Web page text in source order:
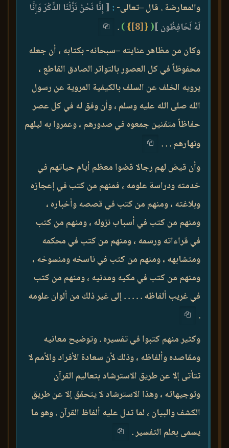
والمعارضة . قال –تعالى- : [ إِنَّا نَحْنُ نَزَّلْنَا الذِّكْرَ وَإِنَّا
لَهُ لَحَافِظُون ](
{
[8]
}
)
.
وكان من مظاهر عنايته –سبحانه- بكتابه ، أن جعله
محفوظاً في كل العصور بالتواتر الصادق القاطع ،
يرويه الخلف عن السلف بالكيفية المروية عن رسول
الله صلى الله عليه وسلم ، وأن وفق له في كل عصر
حفاظاً متقنين جمعوه في صدورهم ، وعمروا به ليلهم
ونهارهم . . .
وأن قيض لهم رجالا قضوا معظم أيام حياتهم في
خدمته ودراسة علومه ، فمنهم من كتب في إعجازه
وبلاغته ، ومنهم من كتب في قصصه وأخباره ،
ومنهم من كتب في أسباب نزوله ، ومنهم من كتب
في قراءاته ورسمه ، ومنهم من كتب في محكمه
ومتشابهه ، ومنهم من كتب في ناسخه ومنسوخه ،
ومنهم من كتب في مكيه ومدنيه ، ومنهم من كتب
في غريب ألفاظه . . . . . إلى غير ذلك من ألوان علومه
.
وكثير منهم كتبوا في تفسيره . وتوضيح معانيه
ومقاصده وألفاظه ، وذلك لأن سعادة الأفراد والأمم لا
تتأتى إلا عن طريق الاسترشاد بتعاليم القرآن
وتوجيهاته ، وهذا الاسترشاد لا يتحقق إلا عن طريق
الكشف والبيان ، لما تدل عليه ألفاظ القرآن . وهو ما
يسمى بعلم التفسير .